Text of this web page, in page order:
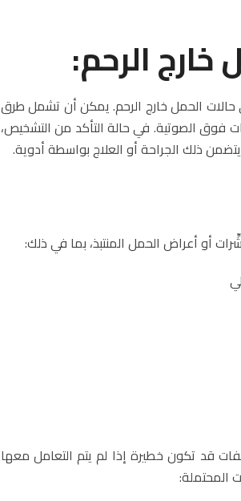
الرحم:
الحمل خارج الرحم. يمكن أن تشمل طرق
فوق الصوتية. في حالة التأكد من التشخيص،
يتضمن ذلك الجراحة أو العلاج بواسطة أدوية.
أو أعراض الحمل المنتبذ، بما في ذلك:
قد تكون خطيرة إذا لم يتم التعامل معها
المحتملة: